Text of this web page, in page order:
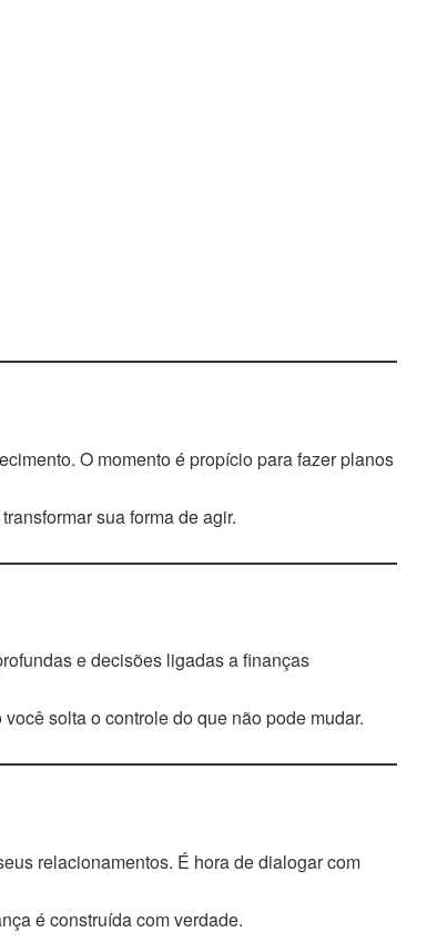
O momento é propício para fazer planos
sua forma de agir.
e decisões ligadas a finanças
solta o controle do que não pode mudar.
relacionamentos. É hora de dialogar com
é construída com verdade.